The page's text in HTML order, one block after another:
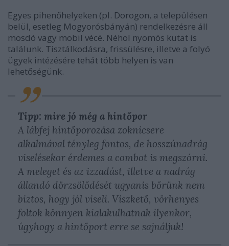
Egyes pihenőhelyeken (pl. Dorogon, a településen
belül, esetleg Mogyorósbányán) rendelkezésre áll
mosdó vagy mobil vécé. Néhol nyomós kutat is
találunk. Tisztálkodásra, frissülésre, illetve a folyó
ügyek intézésére tehát több helyen is van
lehetőségünk.
Tipp: mire jó még a hintőpor
A lábfej hintőporozása zoknicsere
alkalmával tényleg fontos, de hosszúnadrág
viselésekor érdemes a combot is megszórni.
A meleget és az izzadást, illetve a nadrág
állandó dörzsölődését ugyanis bőrünk nem
biztos, hogy jól viseli. Viszkető, vörhenyes
foltok könnyen kialakulhatnak ilyenkor,
úgyhogy a hintőport erre se sajnáljuk!